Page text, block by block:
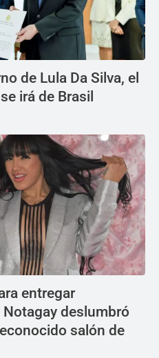
de Lula Da Silva, el
irá de Brasil
entregar
deslumbró
salón de